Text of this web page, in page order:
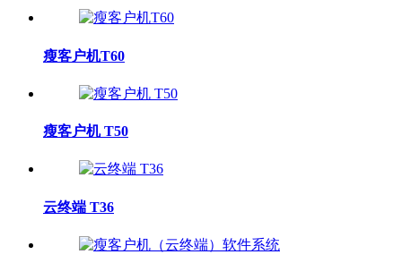
瘦客户机T60
瘦客户机 T50
云终端 T36